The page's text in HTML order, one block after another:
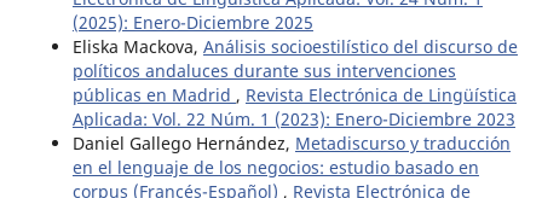
(2025): Enero-Diciembre 2025
Eliska Mackova, Análisis socioestilístico del discurso de
políticos andaluces durante sus intervenciones
públicas en Madrid , Revista Electrónica de Lingüística
Aplicada: Vol. 22 Núm. 1 (2023): Enero-Diciembre 2023
Daniel Gallego Hernández, Metadiscurso y traducción
en el lenguaje de los negocios: estudio basado en
corpus (Francés-Español) , Revista Electrónica de